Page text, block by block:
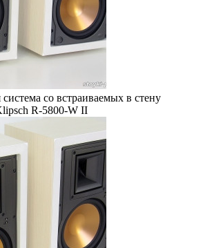
система со встраиваемых в стену
R-5800-W II